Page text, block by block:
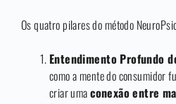
Os quatro pilares do método
Entendimento Profundo
como a mente do consumidor
criar umaconexão entre